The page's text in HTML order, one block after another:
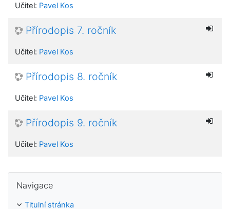
Učitel: Pavel Kos
Přírodopis 7. ročník
Učitel: Pavel Kos
Přírodopis 8. ročník
Učitel: Pavel Kos
Přírodopis 9. ročník
Učitel: Pavel Kos
Navigace
Titulní stránka